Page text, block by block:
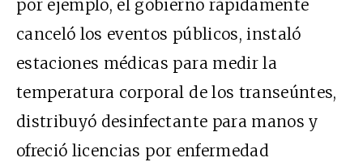
por ejemplo, el gobierno rápidamente
canceló los eventos públicos, instaló
estaciones médicas para medir la
temperatura corporal de los transeúntes,
distribuyó desinfectante para manos y
ofreció licencias por enfermedad